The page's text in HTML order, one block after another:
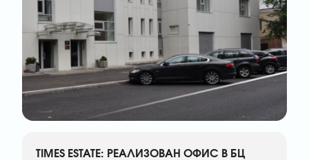
TIMES ESTATE: РЕАЛИЗОВАН ОФИС В БЦ